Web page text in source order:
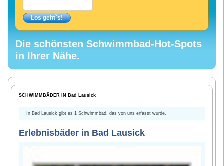
SOS-Schwimmbad
Blog
Bad melden
Die schönsten Schwimmbad-Hot-Spots
in Ihrer Nähe.
SCHWIMMBÄDER IN Bad Lausick
In Bad Lausick gibt es 1 Schwimmbad, das von uns erfasst wurde.
Erlebnisbäder in Bad Lausick